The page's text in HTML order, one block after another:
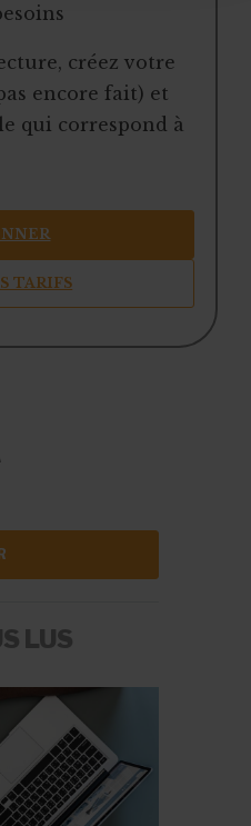
créez votre
encore fait) et
qui correspond à
TARIFS
LUS